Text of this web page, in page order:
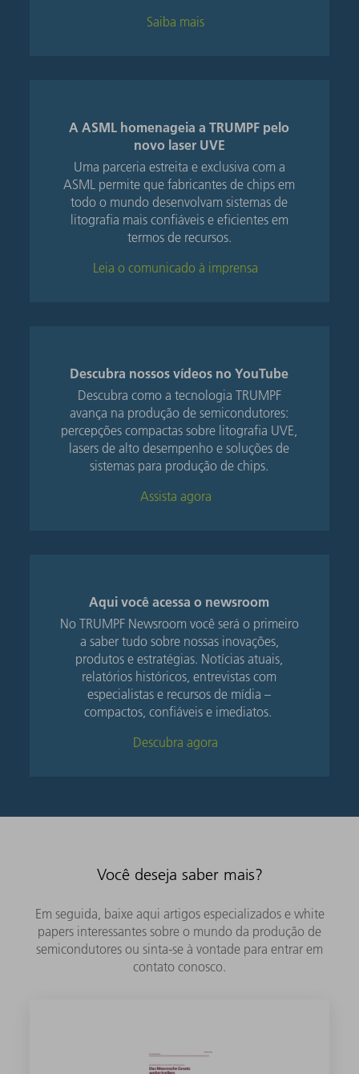
Saiba mais
A ASML homenageia a TRUMPF pelo
novo laser UVE
Uma parceria estreita e exclusiva com a
ASML permite que fabricantes de chips em
todo o mundo desenvolvam sistemas de
litografia mais confiáveis ​​e eficientes em
termos de recursos.
Leia o comunicado à imprensa
Descubra nossos vídeos no YouTube
Descubra como a tecnologia TRUMPF
avança na produção de semicondutores:
percepções compactas sobre litografia UVE,
lasers de alto desempenho e soluções de
sistemas para produção de chips.
Assista agora
Aqui você acessa o newsroom
No TRUMPF Newsroom você será o primeiro
a saber tudo sobre nossas inovações,
produtos e estratégias. Notícias atuais,
relatórios históricos, entrevistas com
especialistas e recursos de mídia –
compactos, confiáveis ​​e imediatos.
Descubra agora
Você deseja saber mais?
Em seguida, baixe aqui artigos especializados e white
papers interessantes sobre o mundo da produção de
semicondutores ou sinta-se à vontade para entrar em
contato conosco.